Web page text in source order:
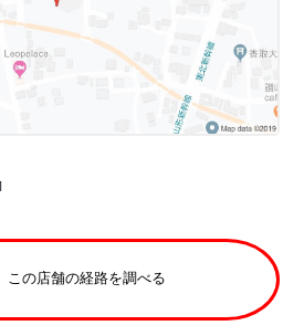
この店舗の経路を調べる